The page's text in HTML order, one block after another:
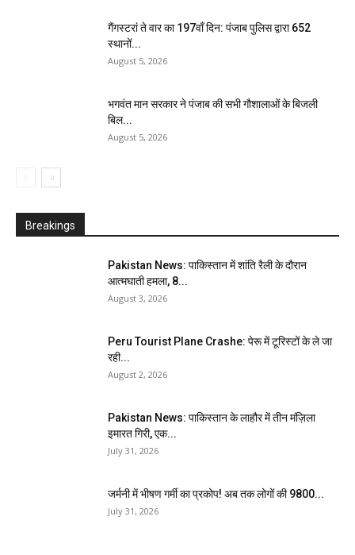
गैंगस्टरां ते वार का 197वाँ दिन: पंजाब पुलिस द्वारा 652
स्थानों...
August 5, 2026
भगवंत मान सरकार ने पंजाब की सभी गौशालाओं के बिजली
बिल...
August 5, 2026
Breakings
Pakistan News: पाकिस्तान में शांति रैली के दौरान
आत्मघाती हमला, 8...
August 3, 2026
Peru Tourist Plane Crashe: पेरू में टूरिस्टों के ले जा
रही...
August 2, 2026
Pakistan News: पाकिस्तान के लाहौर में तीन मंज़िला
इमारत गिरी, एक...
July 31, 2026
जर्मनी में भीषण गर्मी का प्रकोप! अब तक लोगों की 9800...
July 31, 2026